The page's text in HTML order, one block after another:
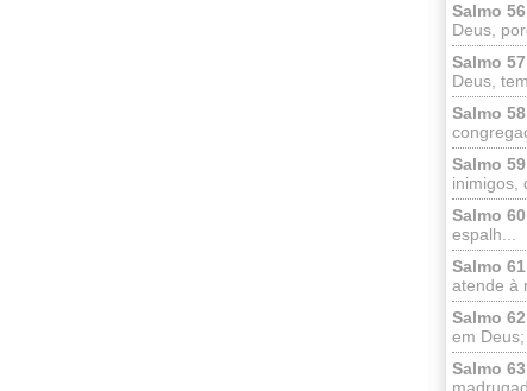
Salmo
Deus,
Salmo
Deus,
Salmo
Salmo
inimigos,
Salmo
espalh...
Salmo
atende à
Salmo
em
Salmo